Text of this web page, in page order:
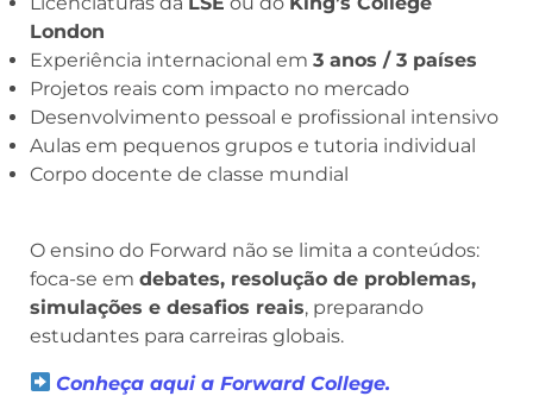
London
Experiência internacional em 3 anos / 3 países
Projetos reais com impacto no mercado
Desenvolvimento pessoal e profissional intensivo
Aulas em pequenos grupos e tutoria individual
Corpo docente de classe mundial
O ensino do Forward não se limita a conteúdos:
foca-se em debates, resolução de problemas,
simulações e desafios reais, preparando
estudantes para carreiras globais.
Conheça aqui a Forward College.